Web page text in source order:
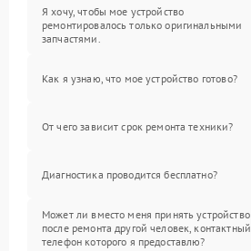
Я хочу, чтобы мое устройство
ремонтировалось только оригинальными
запчастями.
Как я узнаю, что мое устройство готово?
От чего зависит срок ремонта техники?
Диагностика проводится бесплатно?
Может ли вместо меня принять устройство
после ремонта другой человек, контактный
телефон которого я предоставлю?